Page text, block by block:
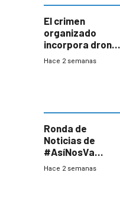
El crimen
organizado
incorpora drones
y abre un nuevo
Hace 2 semanas
Ronda de
Noticias de
#AsíNosVa
(20/7/26)
Hace 2 semanas